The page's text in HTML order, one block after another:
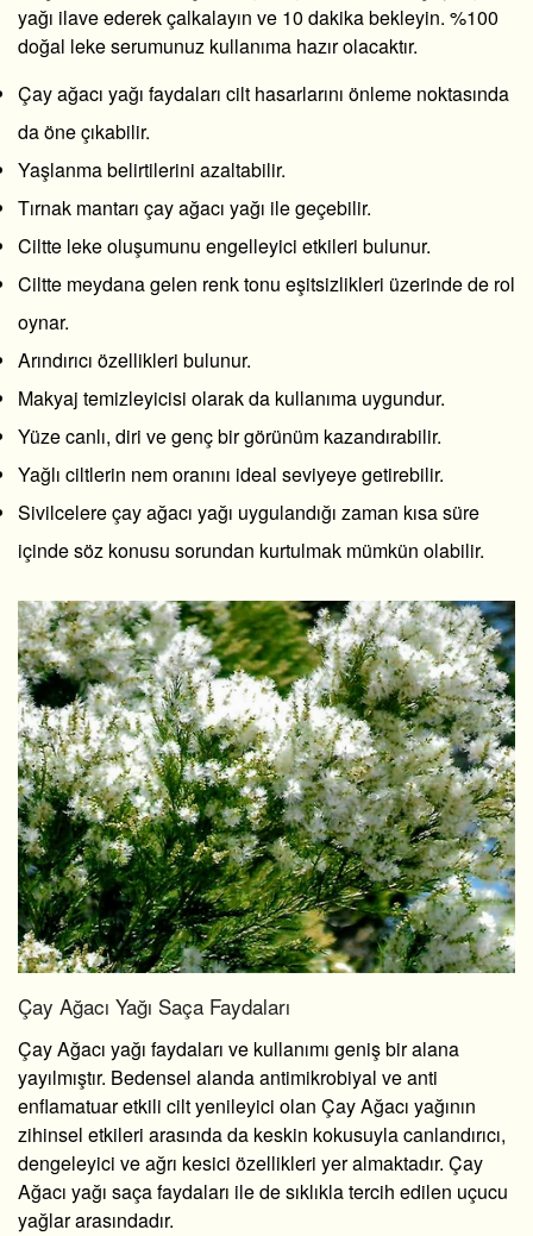
yağı ilave ederek çalkalayın ve 10 dakika bekleyin. %100
doğal leke serumunuz kullanıma hazır olacaktır.
Çay ağacı yağı faydaları cilt hasarlarını önleme noktasında
da öne çıkabilir.
Yaşlanma belirtilerini azaltabilir.
Tırnak mantarı çay ağacı yağı ile geçebilir.
Ciltte leke oluşumunu engelleyici etkileri bulunur.
Ciltte meydana gelen renk tonu eşitsizlikleri üzerinde de rol
oynar.
Arındırıcı özellikleri bulunur.
Makyaj temizleyicisi olarak da kullanıma uygundur.
Yüze canlı, diri ve genç bir görünüm kazandırabilir.
Yağlı ciltlerin nem oranını ideal seviyeye getirebilir.
Sivilcelere çay ağacı yağı uygulandığı zaman kısa süre
içinde söz konusu sorundan kurtulmak mümkün olabilir.
Çay Ağacı Yağı Saça Faydaları
Çay Ağacı yağı faydaları ve kullanımı geniş bir alana
yayılmıştır. Bedensel alanda antimikrobiyal ve anti
enflamatuar etkili cilt yenileyici olan Çay Ağacı yağının
zihinsel etkileri arasında da keskin kokusuyla canlandırıcı,
dengeleyici ve ağrı kesici özellikleri yer almaktadır. Çay
Ağacı yağı saça faydaları ile de sıklıkla tercih edilen uçucu
yağlararasındadır.